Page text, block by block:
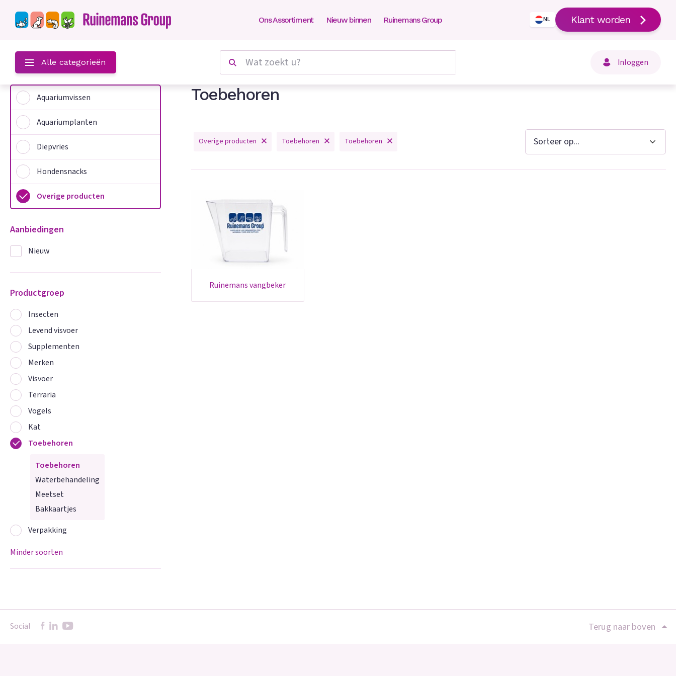
Ons Assortiment Nieuw binnen Ruinemans Group NL Klant worden
Alle categorieën Inloggen
Aquariumvissen
Aquariumplanten
Diepvries
Hondensnacks
Overige producten
Aanbiedingen
Nieuw
Productgroep
Insecten
Levend visvoer
Supplementen
Merken
Visvoer
Terraria
Vogels
Kat
Toebehoren
Toebehoren
Waterbehandeling
Meetset
Bakkaartjes
Verpakking
Minder soorten
Toebehoren
Overige producten Toebehoren Toebehoren
ruinemans vangbeker
Social Terug naar boven